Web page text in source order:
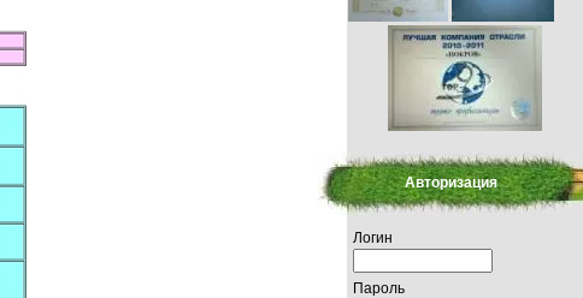
Авторизация
Логин
Пароль